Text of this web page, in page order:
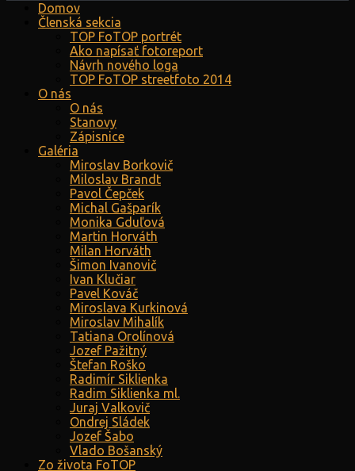
Domov
Členská sekcia
TOP FoTOP portrét
Ako napísať fotoreport
Návrh nového loga
TOP FoTOP streetfoto 2014
O nás
O nás
Stanovy
Zápisnice
Galéria
Miroslav Borkovič
Miloslav Brandt
Pavol Čepček
Michal Gašparík
Monika Gduľová
Martin Horváth
Milan Horváth
Šimon Ivanovič
Ivan Klučiar
Pavel Kováč
Miroslava Kurkinová
Miroslav Mihalík
Tatiana Orolínová
Jozef Pažitný
Štefan Roško
Radimír Siklienka
Radim Siklienka ml.
Juraj Valkovič
Ondrej Sládek
Jozef Šabo
Vlado Bošanský
Zo života FoTOP